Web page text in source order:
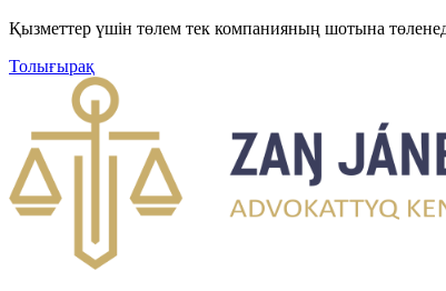
Қызметтер үшін төлем тек компанияның шотына
Толығырақ